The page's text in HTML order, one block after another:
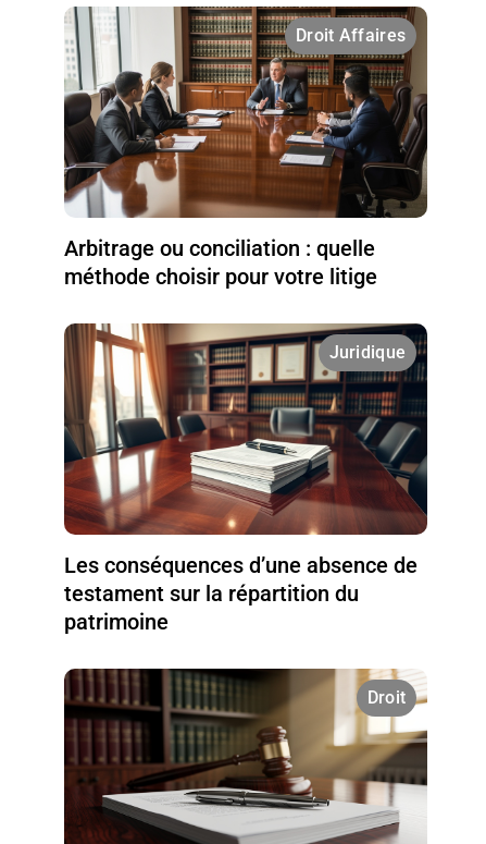
Droit Affaires
Arbitrage ou conciliation : quelle
méthode choisir pour votre litige
Juridique
Les conséquences d’une absence de
testament sur la répartition du
patrimoine
Droit